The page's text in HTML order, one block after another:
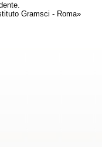
Gramsci - Roma»